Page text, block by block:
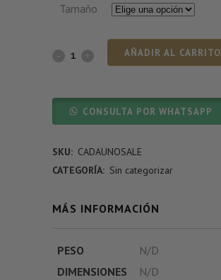
Tamaño
AÑADIR AL CARRITO
CONSULTA POR WHATSAPP
SKU: CADAUNOSALE
CATEGORÍA: Sin categorizar
MÁS INFORMACIÓN
PESO
N/D
DIMENSIONES
N/D